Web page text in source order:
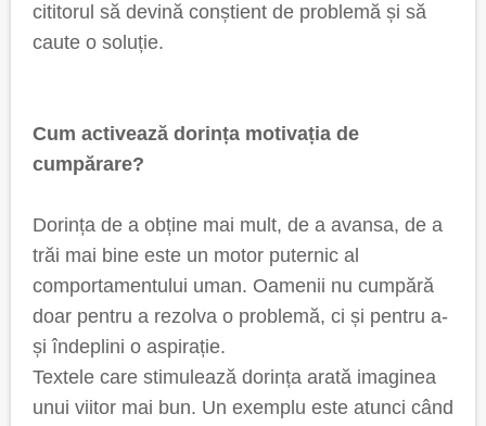
cititorul să devină conștient de problemă și să
caute o soluție.
Cum activează dorința motivația de
cumpărare?
Dorința de a obține mai mult, de a avansa, de a
trăi mai bine este un motor puternic al
comportamentului uman. Oamenii nu cumpără
doar pentru a rezolva o problemă, ci și pentru a-
și îndeplini o aspirație.
Textele care stimulează dorința arată imaginea
unui viitor mai bun. Un exemplu este atunci când